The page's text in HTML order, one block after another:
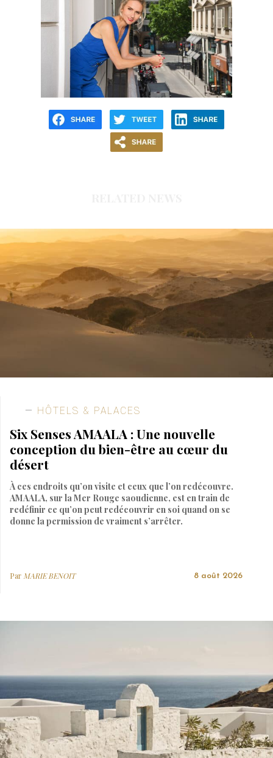
HÔTELS & PALACES
Six Senses AMAALA : Une nouvelle
conception du bien-être au cœur du
désert
À ces endroits qu’on visite et ceux que l’on redécouvre.
AMAALA, sur la Mer Rouge saoudienne, est en train de
redéfinir ce qu’on peut redécouvrir en soi quand on se
donne la permission de vraiment s’arrêter.
Par MARIE BENOIT 8 août 2026